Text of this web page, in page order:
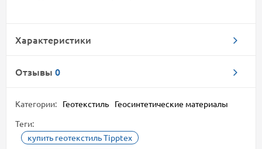
Характеристики
Отзывы 0
Категории: Геотекстиль
Геосинтетические материалы
Теги:
купить геотекстиль Tipptex